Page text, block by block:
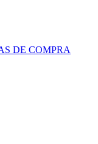
DE COMPRA